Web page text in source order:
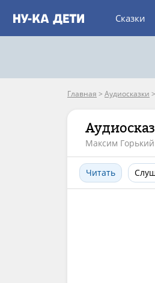
Сказки
Главная > Аудиосказки >
Максим Горький
Читать